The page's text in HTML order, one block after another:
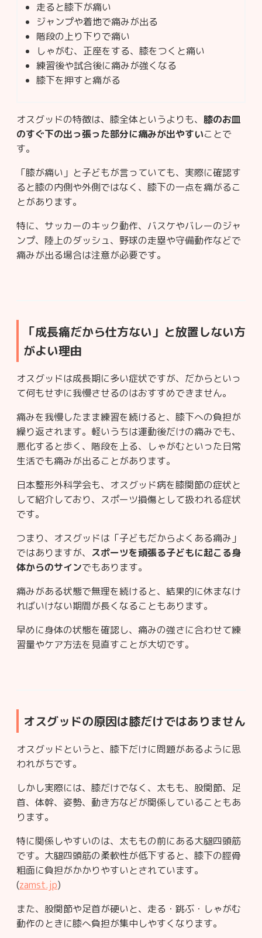
走ると膝下が痛い
ジャンプや着地で痛みが出る
階段の上り下りで痛い
しゃがむ、正座をする、膝をつくと痛い
練習後や試合後に痛みが強くなる
膝下を押すと痛がる
オスグッドの特徴は、膝全体というよりも、 膝のお皿
のすぐ下の出っ張った部分に痛みが出やすいことで
す。
「膝が痛い」と子どもが言っていても、実際に確認す
ると膝の内側や外側ではなく、膝下の一点を痛がるこ
とがあります。
特に、サッカーのキック動作、バスケやバレーのジャ
ンプ、陸上のダッシュ、野球の走塁や守備動作などで
痛みが出る場合は注意が必要です。
「成長痛だから仕方ない」と放置しない方
がよい理由
オスグッドは成長期に多い症状ですが、だからといっ
て何もせずに我慢させるのはおすすめできません。
痛みを我慢したまま練習を続けると、膝下への負担が
繰り返されます。軽いうちは運動後だけの痛みでも、
悪化すると歩く、階段を上る、しゃがむといった日常
生活でも痛みが出ることがあります。
日本整形外科学会も、オスグッド病を膝関節の症状と
して紹介しており、スポーツ損傷として扱われる症状
です。
つまり、オスグッドは「子どもだからよくある痛み」
ではありますが、 スポーツを頑張る子どもに起こる身
体からのサインでもあります。
痛みがある状態で無理を続けると、結果的に休まなけ
ればいけない期間が長くなることもあります。
早めに身体の状態を確認し、痛みの強さに合わせて練
習量やケア方法を見直すことが大切です。
オスグッドの原因は膝だけではありません
オスグッドというと、膝下だけに問題があるように思
われがちです。
しかし実際には、膝だけでなく、太もも、股関節、足
首、体幹、姿勢、動き方などが関係していることもあ
ります。
特に関係しやすいのは、太ももの前にある大腿四頭筋
です。大腿四頭筋の柔軟性が低下すると、膝下の脛骨
粗面に負担がかかりやすいとされています。
(zamst.jp)
また、股関節や足首が硬いと、走る・跳ぶ・しゃがむ
動作のときに膝へ負担が集中しやすくなります。